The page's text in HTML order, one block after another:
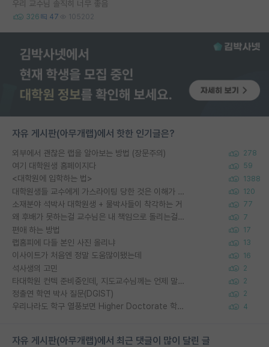
우리 교수님 솔직히 너무 좋음
326 47 105202
자유 게시판(아무개랩)에서 핫한 인기글은?
외부에서 괜찮은 랩을 알아보는 방법 (장문주의) 278
여기 대학원생 홈페이지다 59
<대학원에 입학하는 법> 1388
대학원생들 교수에게 가스라이팅 당한 것은 이해가 갑니다. 안타깝네요. 120
소재분야 석박사 대학원생 + 물박사들이 착각하는 거 77
왜 후배가 못하는걸 교수님은 내 책임으로 돌리는걸까요? 7
편애 하는 방법 17
랩홈피에 다들 본인 사진 올리냐 13
이사이트가 처음엔 정말 도움많이됐는데 16
석사생의 고민 2
타대학원 컨텍 준비중인데, 지도교수님께는 언제 말씀드려야 할까요? 2
정출연 학연 박사 질문(DGIST) 2
우리나라도 학구 열풍보면 Higher Doctorate 학위가 필요하다고 봅니다. 4
자유 게시판(아무개랩)에서 최근 댓글이 많이 달린 글